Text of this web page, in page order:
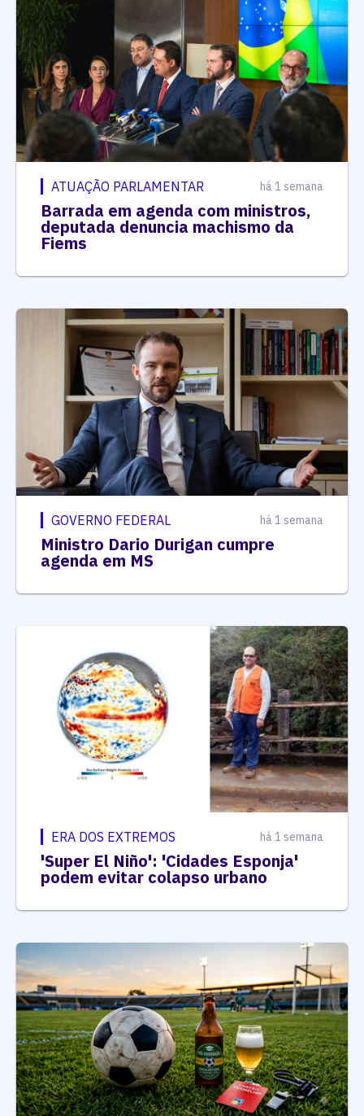
ATUAÇÃO PARLAMENTAR há 1 semana
Barrada em agenda com ministros,
deputada denuncia machismo da
Fiems
GOVERNO FEDERAL há 1 semana
Ministro Dario Durigan cumpre
agenda em MS
ERA DOS EXTREMOS há 1 semana
'Super El Niño': 'Cidades Esponja'
podem evitar colapso urbano